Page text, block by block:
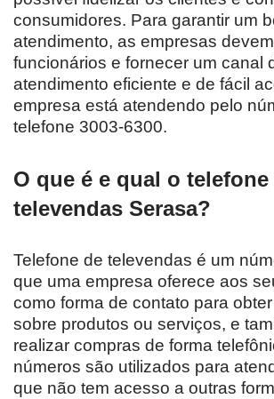
consumidores. Para garantir um
atendimento, as empresas
funcionários e fornecer um canal
atendimento eficiente e de fácil
empresa está atendendo pelo
telefone 3003-6300.
O que é e qual o telefone
televendas Serasa?
Telefone de televendas é um
que uma empresa oferece aos
como forma de contato para
sobre produtos ou serviços, e
realizar compras de forma
números são utilizados para
que não tem acesso a outras